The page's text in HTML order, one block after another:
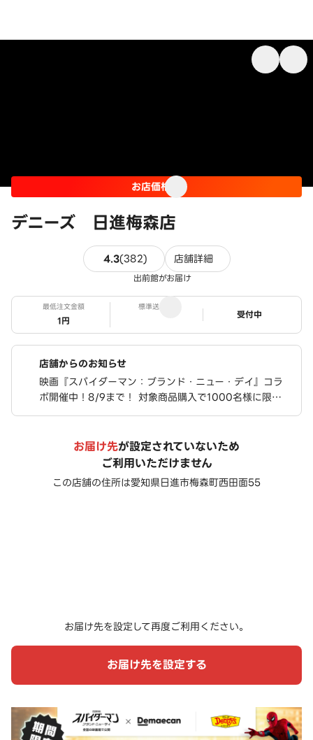
デニーズ 日進梅森店
お店価格
4.3(382)382件のレビュー
店舗詳細
出前館がお届け
最低注文金額
1円
標準送料
ステータス
受付中
店舗からのお知らせ
映画『スパイダーマン：ブランド・ニュー・デイ』コラ
ボ開催中！8/9まで！ 対象商品購入で1000名様に限定
ステッカーが当たる！ さらに、豪華限定グッズが合計76
お届け先が設定されていないため
ご利用いただけません
この店舗の住所は愛知県日進市梅森町西田面55
お届け先を設定して再度ご利用ください。
お届け先を設定する